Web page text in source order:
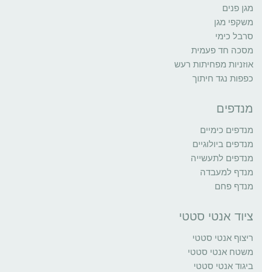
מגן פנים
משקפי מגן
סרבל כימי
מסכה חד פעמית
אוזניות מפחיתות רעש
כפפות נגד חיתוך
מנדפים
מנדפים כימיים
מנדפים ביולוגיים
מנדפים לתעשייה
מנדף למעבדה
מנדף פחם
ציוד אנטי סטטי
ריצוף אנטי סטטי
משטח אנטי סטטי
ביגוד אנטי סטטי